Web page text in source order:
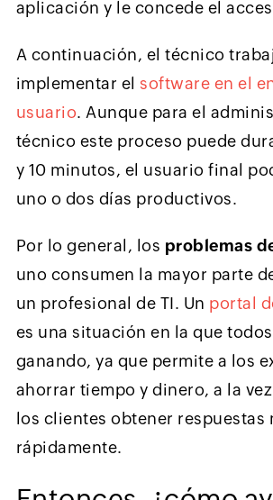
aplicación y le concede el
A continuación, el técnico
implementar el software en el
usuario. Aunque para el
técnico este proceso puede
y 10 minutos, el usuario final
uno o dos días productivos.
Por lo general, los problemas
uno consumen la mayor parte
un profesional de TI. Un portal
es una situación en la que
ganando, ya que permite a los
ahorrar tiempo y dinero, a la
los clientes obtener respuestas
rápidamente.